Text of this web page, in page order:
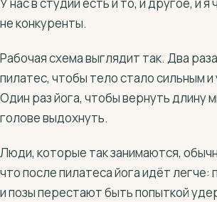
не конкуренты.
Рабочая схема выглядит так. Два
пилатес, чтобы тело стало сильным
Один раз йога, чтобы вернуть длину
голове выдохнуть.
Люди, которые так занимаются,
что после пилатеса йога идёт легче:
и позы перестают быть попыткой